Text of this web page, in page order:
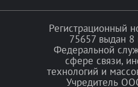
75657 выдан 8
Федеральной
сфере связи,
технологий и
Учредитель